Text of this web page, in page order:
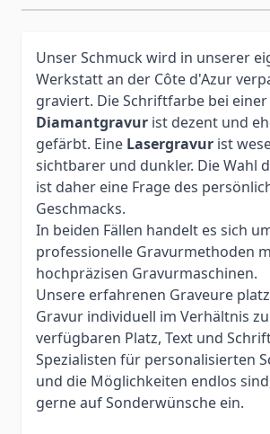
Unser Schmuck wird in unserer
Werkstatt an der Côte d'Azur
graviert. Die Schriftfarbe bei einer
Diamantgravur ist dezent und
gefärbt. Eine Lasergravur ist
sichtbarer und dunkler. Die Wahl
ist daher eine Frage des
Geschmacks.
In beiden Fällen handelt es sich
professionelle Gravurmethoden
hochpräzisen Gravurmaschinen.
Unsere erfahrenen Graveure
Gravur individuell im Verhältnis
verfügbaren Platz, Text und
Spezialisten für personalisierten
und die Möglichkeiten endlos
gerne auf Sonderwünsche ein.